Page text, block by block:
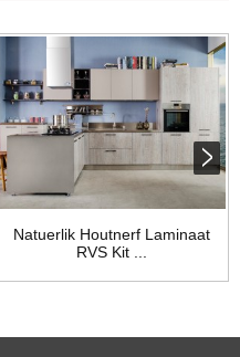
Natuerlik Houtnerf Laminaat
RVS Kit ...